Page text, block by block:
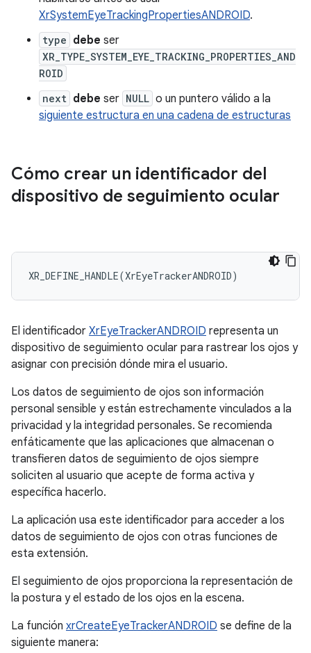
XrSystemEyeTrackingPropertiesANDROID.
type debe ser
XR_TYPE_SYSTEM_EYE_TRACKING_PROPERTIES_AND
ROID
next debe ser NULL o un puntero válido a la
siguiente estructura en una cadena de estructuras
Cómo crear un identificador del
dispositivo de seguimiento ocular
El identificador XrEyeTrackerANDROID representa un
dispositivo de seguimiento ocular para rastrear los ojos y
asignar con precisión dónde mira el usuario.
Los datos de seguimiento de ojos son información
personal sensible y están estrechamente vinculados a la
privacidad y la integridad personales. Se recomienda
enfáticamente que las aplicaciones que almacenan o
transfieren datos de seguimiento de ojos siempre
soliciten al usuario que acepte de forma activa y
específica hacerlo.
La aplicación usa este identificador para acceder a los
datos de seguimiento de ojos con otras funciones de
esta extensión.
El seguimiento de ojos proporciona la representación de
la postura y el estado de los ojos en la escena.
La función xrCreateEyeTrackerANDROID se define de la
siguiente manera: